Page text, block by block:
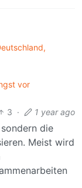
vor
3 · 1 year ago
die
Meist wird